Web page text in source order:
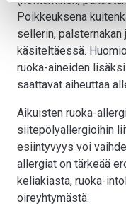
Poikkeuksena
sellerin,
käsiteltäessä.
ruoka-aineiden
saattavat aiheuttaa
Aikuisten ruoka-
siitepölyallergioihin
esiintyvyys voi
allergiat on tärkeää
keliakiasta, ruoka-
oireyhtymästä.